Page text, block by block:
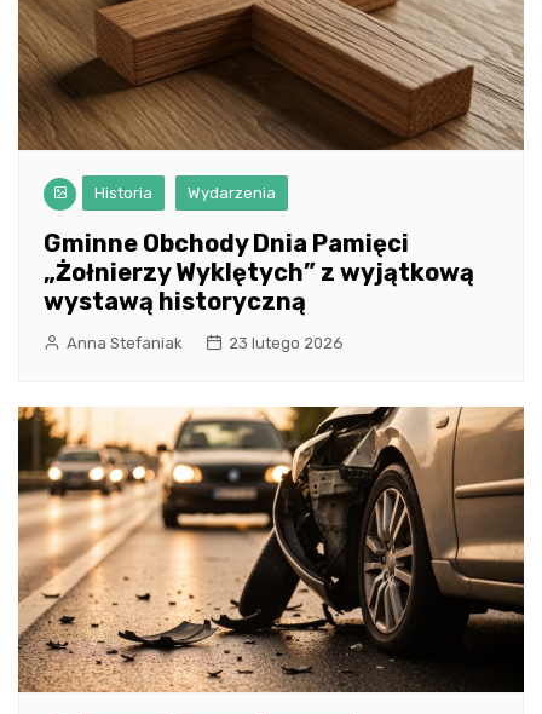
Historia Wydarzenia
Gminne Obchody Dnia Pamięci
„Żołnierzy Wyklętych” z wyjątkową
wystawą historyczną
Anna Stefaniak 23 lutego 2026